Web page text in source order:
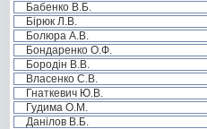
Бабенко В.Б.
Бірюк Л.В.
Болюра А.В.
Бондаренко О.Ф.
Бородін В.В.
Власенко С.В.
Гнаткевич Ю.В.
Гудима О.М.
Данілов В.Б.